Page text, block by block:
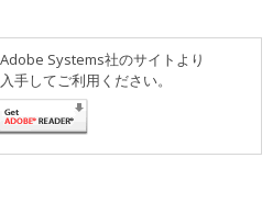
Systems社のサイトより
手してご利用ください。